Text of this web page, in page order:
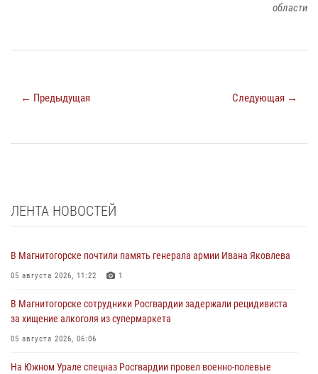
области
← Предыдущая Следующая →
ЛЕНТА НОВОСТЕЙ
В Магнитогорске почтили память генерала армии Ивана Яковлева
05 августа 2026, 11:22 1
В Магнитогорске сотрудники Росгвардии задержали рецидивиста
за хищение алкоголя из супермаркета
05 августа 2026, 06:06
На Южном Урале спецназ Росгвардии провел военно-полевые